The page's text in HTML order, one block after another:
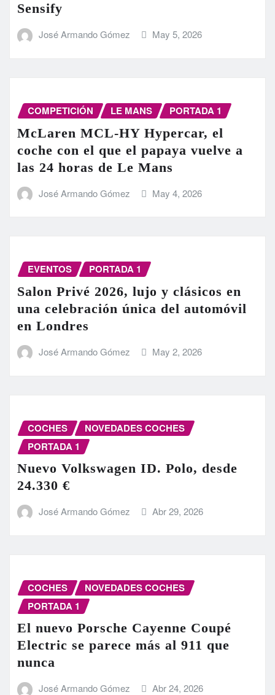
Sensify
José Armando Gómez May 5, 2026
COMPETICIÓN LE MANS PORTADA 1
McLaren MCL-HY Hypercar, el
coche con el que el papaya vuelve a
las 24 horas de Le Mans
José Armando Gómez May 4, 2026
EVENTOS PORTADA 1
Salon Privé 2026, lujo y clásicos en
una celebración única del automóvil
en Londres
José Armando Gómez May 2, 2026
COCHES
NOVEDADES COCHES
PORTADA 1
Nuevo Volkswagen ID. Polo, desde
24.330 €
José Armando Gómez Abr 29, 2026
COCHES
NOVEDADES COCHES
PORTADA 1
El nuevo Porsche Cayenne Coupé
Electric se parece más al 911 que
nunca
José Armando Gómez Abr 24, 2026